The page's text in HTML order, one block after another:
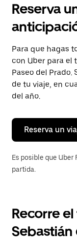
el
y
selecciona
una
fecha.
Presiona
la
tecla Esc
para
cerrar
calendario.
Reserva
Para que hagas
con Uber para el
Paseo del
de tu viaje, en
del año.
Reserva un
Es posible que Uber
partida.
Recorre
Sebastián